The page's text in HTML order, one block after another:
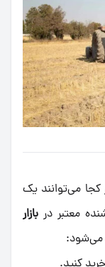
می‌توانند یک
معتبر در بازار
می‌شود: